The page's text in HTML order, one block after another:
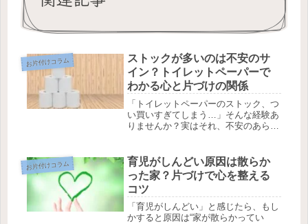
お片付けコラム
ストックが多いのは不安のサ
イン？トイレットペーパーで
わかる心と片づけの関係
「トイレットペーパーのストック、つ
い買いすぎてしまう…」そんな経験あ
りませんか？実はそれ、不安のあらわ
化」して「上限を決める」こと。不安
を整えながらスッキリ暮らす方法を紹
介します。
お片付けコラム
育児がしんどい原因は散らか
った家？片づけで心を整える
コツ
「育児がしんどい」と感じたら、もし
かすると原因は“家が散らかってい